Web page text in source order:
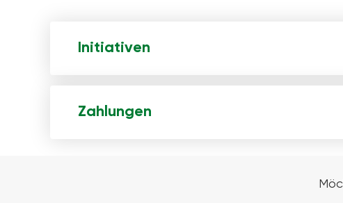
Initiativen
Zahlungen